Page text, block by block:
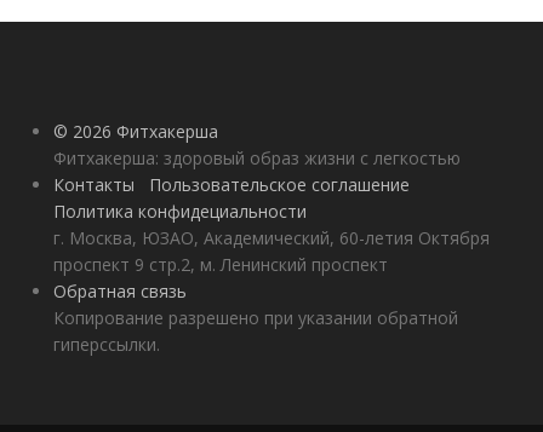
© 2026 Фитхакерша
Фитхакерша: здоровый образ жизни с легкостью
Контакты
Пользовательское соглашение
Политика конфидециальности
г. Москва, ЮЗАО, Академический, 60-летия Октября
проспект 9 стр.2, м. Ленинский проспект
Обратная связь
Копирование разрешено при указании обратной
гиперссылки.